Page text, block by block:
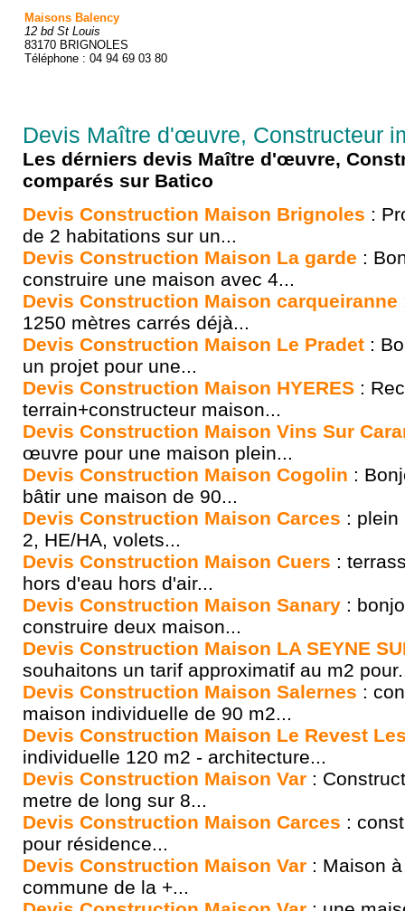
Maisons Balency
12 bd St Louis
83170 BRIGNOLES
Téléphone : 04 94 69 03 80
Devis Maître d'œuvre, Constructeur
Les dérniers devis Maître d'œuvre,
comparés sur Batico
Devis Construction Maison Brignoles :
de 2 habitations sur un...
Devis Construction Maison La garde :
construire une maison avec 4...
Devis Construction Maison carqueiranne
1250 mètres carrés déjà...
Devis Construction Maison Le Pradet :
un projet pour une...
Devis Construction Maison HYERES :
terrain+constructeur maison...
Devis Construction Maison Vins Sur
œuvre pour une maison plein...
Devis Construction Maison Cogolin :
bâtir une maison de 90...
Devis Construction Maison Carces : plein
2, HE/HA, volets...
Devis Construction Maison Cuers :
hors d'eau hors d'air...
Devis Construction Maison Sanary :
construire deux maison...
Devis Construction Maison LA SEYNE
souhaitons un tarif approximatif au m2
Devis Construction Maison Salernes :
maison individuelle de 90 m2...
Devis Construction Maison Le Revest
individuelle 120 m2 - architecture...
Devis Construction Maison Var :
metre de long sur 8...
Devis Construction Maison Carces :
pour résidence...
Devis Construction Maison Var : Maison
commune de la +...